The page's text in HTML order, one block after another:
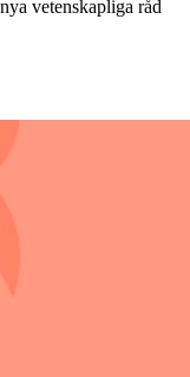
vetenskapliga råd